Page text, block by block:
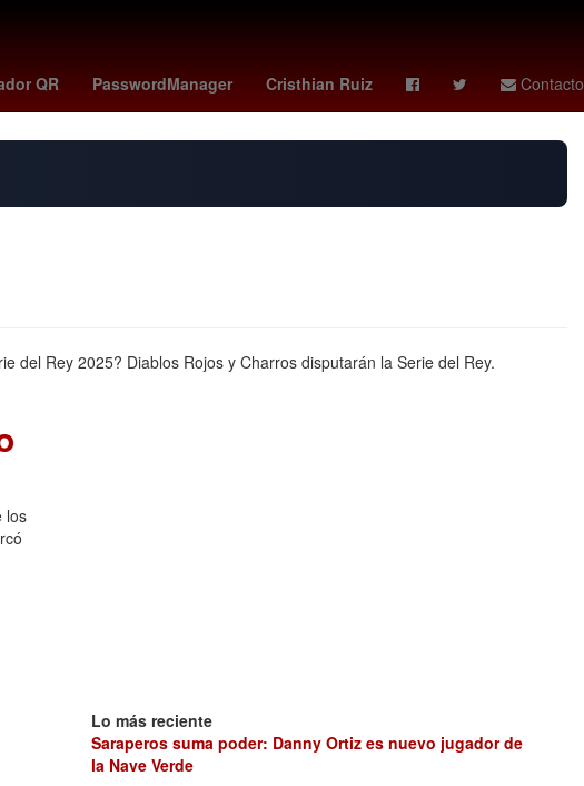
QR PasswordManager Cristhian Ruiz Contacto
Pago Achraf Hakimi España
del Rey 2025? Diablos Rojos y Charros disputarán la Serie del Rey.
los
Lo más reciente
Saraperos suma poder: Danny Ortiz es nuevo jugador de
la Nave Verde